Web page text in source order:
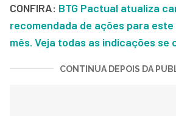
CONFIRA: BTG Pactual atualiza
recomendada de ações para este
mês. Veja todas as indicações se
CONTINUA DEPOIS DA